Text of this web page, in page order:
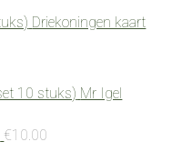
Driekoningen kaart
Mr Igel
€10.00